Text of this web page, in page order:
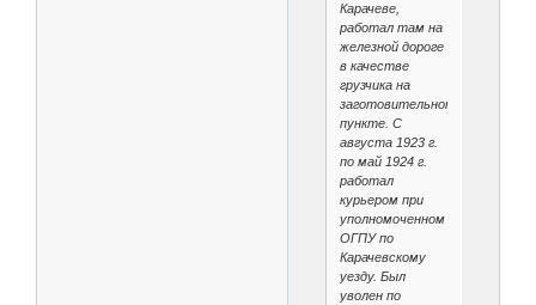
Карачеве,
работал там на
железной дороге
в качестве
грузчика на
заготовительном
пункте. С
августа 1923 г.
по май 1924 г.
работал
курьером при
уполномоченном
ОГПУ по
Карачевскому
уезду. Был
уволен по